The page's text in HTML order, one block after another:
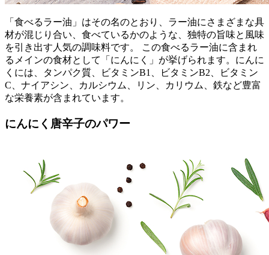
「食べるラー油」はその名のとおり、ラー油にさまざまな具
材が混じり合い、食べているかのような、独特の旨味と風味
を引き出す人気の調味料です。 この食べるラー油に含まれ
るメインの食材として「にんにく」が挙げられます。にんに
くには、タンパク質、ビタミンB1、ビタミンB2、ビタミン
C、ナイアシン、カルシウム、リン、カリウム、鉄など豊富
な栄養素が含まれています。
にんにく唐辛子のパワー